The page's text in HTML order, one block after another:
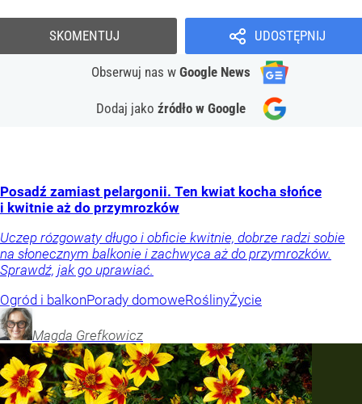
UDOSTĘPNIJ
Obserwuj nas w Google News
Dodaj jako źródło w Google
SKOMENTUJ
Posadź zamiast pelargonii. Ten kwiat kocha słońce
i kwitnie aż do przymrozków
Uczep rózgowaty długo i obficie kwitnie, dobrze radzi sobie
na słonecznym balkonie i zachwyca aż do przymrozków.
Sprawdź, jak go uprawiać.
Ogród i balkonPorady domoweRoślinyŻycie
Magda Grefkowicz